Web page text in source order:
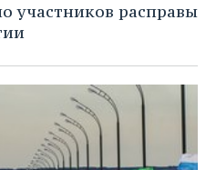
участников расправы